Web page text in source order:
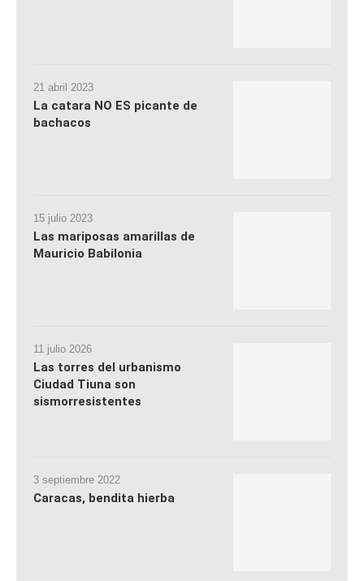
21 abril 2023
La catara NO ES picante de
bachacos
15 julio 2023
Las mariposas amarillas de
Mauricio Babilonia
11 julio 2026
Las torres del urbanismo
Ciudad Tiuna son
sismorresistentes
3 septiembre 2022
Caracas, bendita hierba